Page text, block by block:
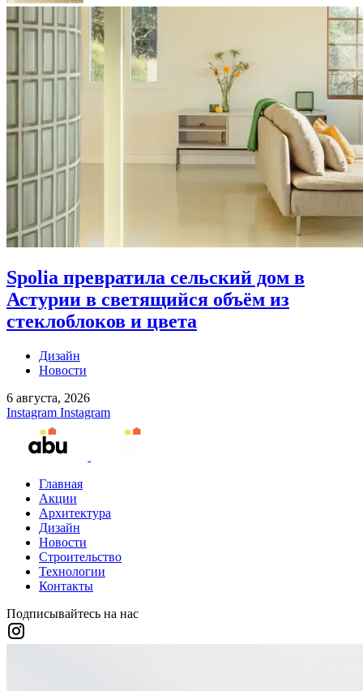
Spolia превратила сельский дом в
Астурии в светящийся объём из
стеклоблоков и цвета
Дизайн
Новости
6 августа, 2026
Instagram Instagram
Главная
Акции
Архитектура
Дизайн
Новости
Строительство
Технологии
Контакты
Подписывайтесь на нас